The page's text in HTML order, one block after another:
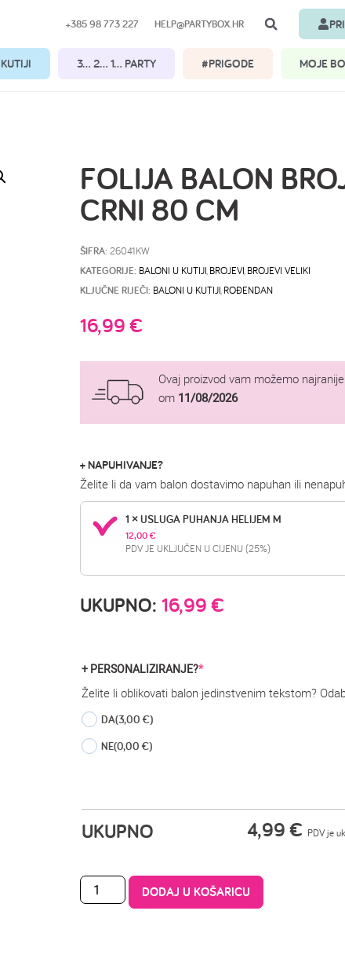
+385 98 773 227 HELP@PARTYBOX.HR
3… 2… 1… PARTY #PRIGODE MOJE
FOLIJA BALON
CRNI 80 CM
ŠIFRA: 26041KW
KATEGORIJE: BALONI U KUTIJI BROJEVI BROJEVI VELIKI
KLJUČNE RIJEČI: BALONI U KUTIJI ROĐENDAN
16,99€
Ovaj proizvod vam možemo
om 11/08/2026
+ NAPUHIVANJE?
Želite li da vam balon dostavimo napuhan ili
1 × USLUGA PUHANJA HELIJEM M
12,00 €
PDV JE UKLJUČEN U CIJENU (25%)
UKUPNO: 16,99€
+ PERSONALIZIRANJE?*
Želite li oblikovati balon jedinstvenim tekstom?
DA(3,00 €)
NE(0,00 €)
UKUPNO 4,99€ PDV je
DODAJ U KOŠARICU